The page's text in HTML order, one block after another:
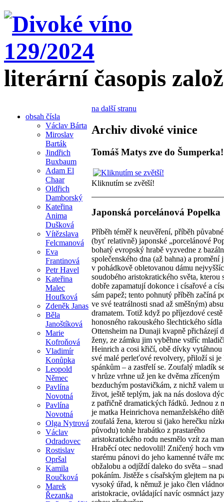
literární časopis
obsah čísla
Václav Bárta
Miroslav
Barták
Jindřich
Buxbaum
Adam El
Chaar
Oldřich
Damborský
Kateřina
Anima
Dušková
Vítězslava
Felcmanová
Eva
Frantinová
Petr Havel
Kateřina
Malec
Houfková
Zdeněk Janas
Běla
Janoštíková
Marie
Kofroňová
Vladimír
Konůpka
Leopold
Němec
Pavlína
Novotná
Pavlína
Novotná
Olga Nytrová
Václav
Odradovec
Rostislav
Opršal
Kamila
Roučková
Marek
Řezanka
na další stranu
Archiv divoké vinice
Tomáš Matys zve do Šumperka!
Kliknutím se zvětší!
Japonská porcelánová Popelka
Příběh téměř k neuvěření, příběh
(byť relativně) japonské „porcelánové
bohatý evropský hrabě vyzvedne z
společenského dna (až bahna) a promění
v pohádkově obletovanou dámu
soudobého aristokratického světa, kterou
dobře zapamatují dokonce i císařové a
sám papež; tento pohnutý příběh začíná
ve své teatrálnosti snad až směšným)
dramatem. Totiž když po příjezdové cestě
honosného rakouského šlechtického sídla
Ottensheim na Dunaji kvapně přicházejí
ženy, ze zámku jim vyběhne vstříc
Heinrich a cosi křičí, obě dívky vytáhnou
své malé perleťové revolvery, přiloží si je
spánkům – a zastřelí se. Zoufalý mladík
v hrůze vrhne už jen ke dvěma zříceným
bezduchým postavičkám, z nichž valem
život, ještě teplým, jak na nás doslova
z patřičně dramatických řádků. Jednou z
je matka Heinrichova nemanželského
zoufalá žena, kterou si (jako herečku
původu) tohle hrabátko z prastarého
aristokratického rodu nesmělo vzít za
Hraběcí otec nedovolil! Zničený hoch
starému pánovi do jeho kamenné tváře
obžalobu a odjíždí daleko do světa –
pokáním. Jistěže s císařským glejtem na
vysoký úřad, k němuž je jako člen
aristokracie, ovládající navíc osmnáct